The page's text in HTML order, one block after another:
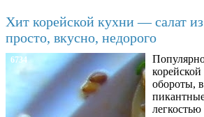
Хит корейской кухни — салат
просто, вкусно, недорого
6734
обороты,